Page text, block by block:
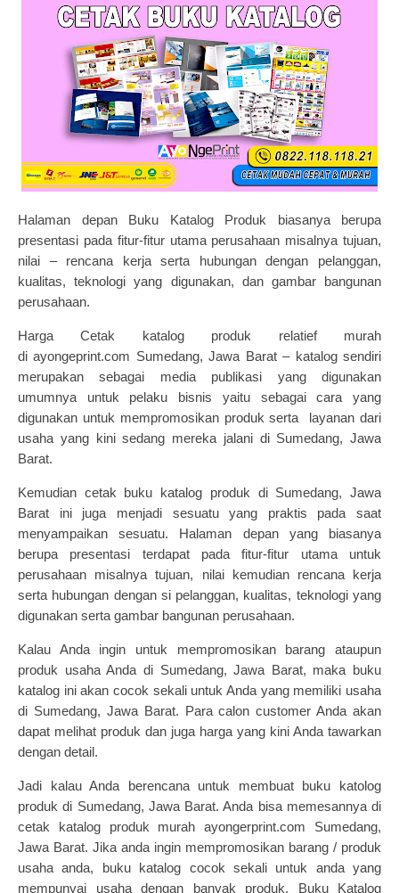
Halaman depan Buku Katalog Produk biasanya berupa
presentasi pada fitur-fitur utama perusahaan misalnya tujuan,
nilai – rencana kerja serta hubungan dengan pelanggan,
kualitas, teknologi yang digunakan, dan gambar bangunan
perusahaan.
HargaCetak katalogproduk relatief murah
diayongeprint.com Sumedang, Jawa Barat – katalog sendiri
merupakan sebagai media publikasi yang digunakan
umumnya untuk pelaku bisnis yaitu sebagai cara yang
digunakan untuk mempromosikan produk serta layanan dari
usaha yang kini sedang mereka jalani di Sumedang, Jawa
Barat.
Kemudian cetak buku katalog produk di Sumedang, Jawa
Barat ini juga menjadi sesuatu yang praktis pada saat
menyampaikan sesuatu. Halaman depan yang biasanya
berupa presentasi terdapat pada fitur-fitur utama untuk
perusahaan misalnya tujuan, nilai kemudian rencana kerja
serta hubungan dengan si pelanggan, kualitas, teknologi yang
digunakan serta gambar bangunan perusahaan.
Kalau Anda ingin untuk mempromosikan barang ataupun
produk usaha Anda di Sumedang, Jawa Barat, maka buku
katalog ini akan cocok sekali untuk Anda yang memiliki usaha
di Sumedang, Jawa Barat. Para calon customer Anda akan
dapat melihat produk dan juga harga yang kini Anda tawarkan
dengan detail.
Jadi kalau Anda berencana untuk membuat buku katolog
produk di Sumedang, Jawa Barat. Anda bisa memesannya di
cetak katalog produk murahayongerprint.com Sumedang,
Jawa Barat. Jika anda ingin mempromosikan barang / produk
usaha anda, buku katalog cocok sekali untuk anda yang
mempunyai usaha dengan banyak produk. Buku Katalog